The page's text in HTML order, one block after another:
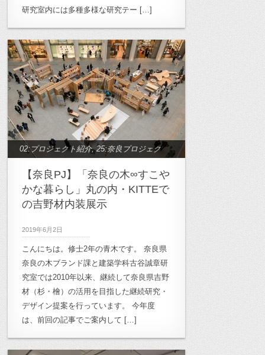
研究室内には多種多様な研究テー […]
02:プロジェクト紹介,25:奈良プロジェク
【奈良PJ】「奈良の木∞すこや
かな暮らし」丸の内・KITTEで
の吉野材内装展示
2019年6月2日
こんにちは。修士2年の青木です。 奈良県
奈良の木ブランド課と建築学科古谷誠章研
究室では2010年以来、継続して奈良県吉野
材（杉・檜）の活用を目指した継続研究・
デザイン提案を行っています。 今年度
は、前回の記事でご案内して […]